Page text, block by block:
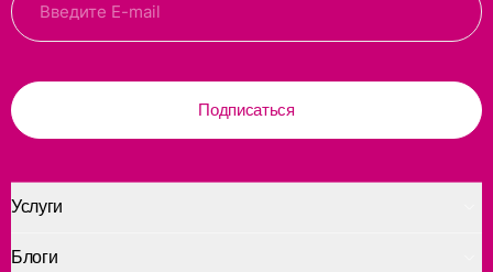
Подписаться
Услуги
Блоги